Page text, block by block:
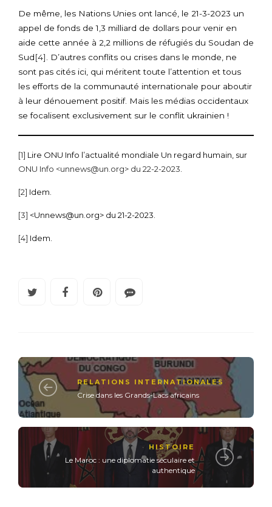
De même, les Nations Unies ont lancé, le 21-3-2023 un
appel de fonds de 1,3 milliard de dollars pour venir en
aide cette année à 2,2 millions de réfugiés du Soudan de
Sud[4]
. D’autres conflits ou crises dans le monde, ne
sont pas cités ici, qui méritent toute l’attention et tous
les efforts de la communauté internationale pour aboutir
à leur dénouement positif. Mais les médias occidentaux
se focalisent exclusivement sur le conflit ukrainien !
[1] Lire ONU Info l’actualité mondiale Un regard humain, sur
ONU Info <unnews@un.org> du 22-2-2023
[2] Idem.
[3] <Unnews@un.org> du 21-2-2023.
[4] Idem.
RELATIONS INTERNATIONALES
Crise dans les Grands-Lacs africains
HISTOIRE
Le Maroc : une diplomatie séculaire et
authentique